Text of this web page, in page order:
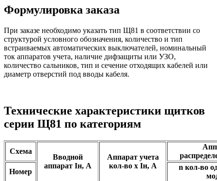
Формулировка заказа
При заказе необходимо указать тип Щ81 в соответствии со
структурой условного обозначения, количество и тип
встраиваемых автоматических выключателей, номинальный
ток аппаратов учета, наличие дифзащиты или УЗО,
количество сальников, тип и сечение отходящих кабелей или
диаметр отверстий под вводы кабеля.
Технические характеристики щитков
серии Щ81 по категориям
Схема
Вводной
аппарат Iн, А
Аппарат учета
кол-во х Iн, А
Номер
n кол-во